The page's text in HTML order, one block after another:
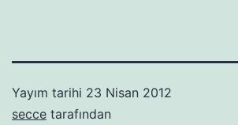
Yayım tarihi 23 Nisan 2012
secce tarafından